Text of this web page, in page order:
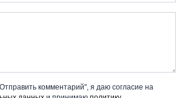
комментарий", я даю согласие на